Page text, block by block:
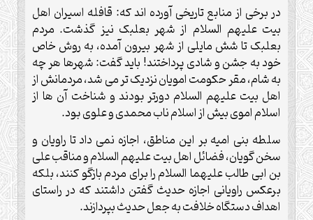
در برخی از منابع تاریخی آورده اند که: قافله اسیران اهل
بیت علیهم السلام از شهر بعلبک نیز گذشت. مردم
بعلبک تا شش مایلی از شهر بیرون آمده، به روش خاص
خود به جشن و شادی پرداختند! باید گفت: شهرها هر چه
به شام، مقر حکومت امویان نزدیک تر می شد، مردمانش از
اهل بیت علیهم السلام دورتر بودند و شناخت آن ها از
اسلام اموی بیش از اسلام ناب محمدی و علوی بود.
سلطه بنی امیه بر این مناطق، اجازه نمی داد تا راویان و
سخن گویان، فضائل اهل بیت علیهم السلام و مناقب علی
بن ابی طالب علیهما السلام را برای مردم بازگو کنند، بلکه
برعکس راویانی اجازه حدیث گفتن داشتند که در راستای
اهداف دستگاه خلافت به جعل حدیث بپردازند.